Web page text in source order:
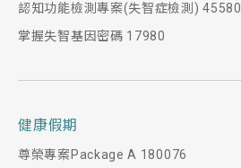
認知功能檢測專案(失智症檢測) 45580
掌握失智基因密碼 17980
健康假期
尊榮專案Package A 180076